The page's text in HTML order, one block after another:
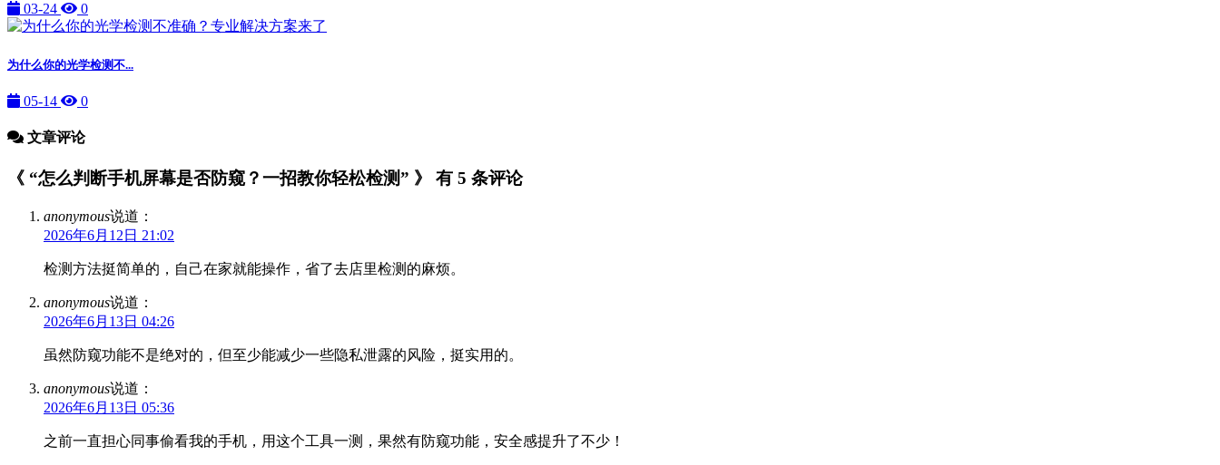
03-24 0
为什么你的光学检测不...
05-14 0
文章评论
《 “怎么判断手机屏幕是否防窥？一招教你轻松检测” 》 有 5 条评论
anonymous说道：
2026年6月12日 21:02
检测方法挺简单的，自己在家就能操作，省了去店里检测的麻烦。
anonymous说道：
2026年6月13日 04:26
虽然防窥功能不是绝对的，但至少能减少一些隐私泄露的风险，挺实用的。
anonymous说道：
2026年6月13日 05:36
之前一直担心同事偷看我的手机，用这个工具一测，果然有防窥功能，安全感提升了不少！